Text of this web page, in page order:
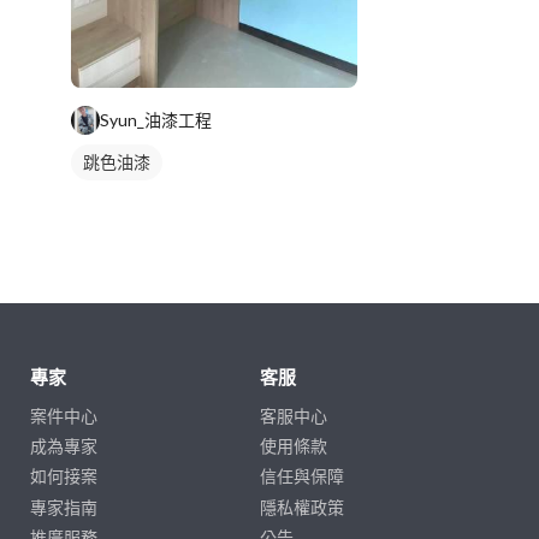
Syun_油漆工程
跳色油漆
專家
案件中心
成為專家
如何接案
專家指南
客服
客服中心
使用條款
信任與保障
隱私權政策